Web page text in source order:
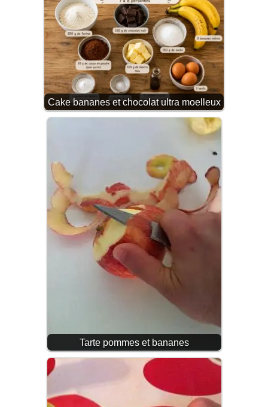
Cake bananes et chocolat ultra moelleux
Tarte pommes et bananes